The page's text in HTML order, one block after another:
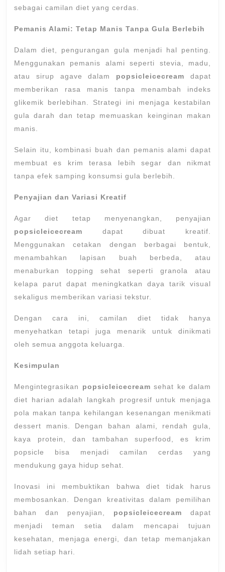
sebagai camilan diet yang cerdas.
Pemanis Alami: Tetap Manis Tanpa Gula Berlebih
Dalam diet, pengurangan gula menjadi hal penting.
Menggunakan pemanis alami seperti stevia, madu,
atau sirup agave dalam popsicleicecream dapat
memberikan rasa manis tanpa menambah indeks
glikemik berlebihan. Strategi ini menjaga kestabilan
gula darah dan tetap memuaskan keinginan makan
manis.
Selain itu, kombinasi buah dan pemanis alami dapat
membuat es krim terasa lebih segar dan nikmat
tanpa efek samping konsumsi gula berlebih.
Penyajian dan Variasi Kreatif
Agar diet tetap menyenangkan, penyajian
popsicleicecream dapat dibuat kreatif.
Menggunakan cetakan dengan berbagai bentuk,
menambahkan lapisan buah berbeda, atau
menaburkan topping sehat seperti granola atau
kelapa parut dapat meningkatkan daya tarik visual
sekaligus memberikan variasi tekstur.
Dengan cara ini, camilan diet tidak hanya
menyehatkan tetapi juga menarik untuk dinikmati
oleh semua anggota keluarga.
Kesimpulan
Mengintegrasikan popsicleicecream sehat ke dalam
diet harian adalah langkah progresif untuk menjaga
pola makan tanpa kehilangan kesenangan menikmati
dessert manis. Dengan bahan alami, rendah gula,
kaya protein, dan tambahan superfood, es krim
popsicle bisa menjadi camilan cerdas yang
mendukung gaya hidup sehat.
Inovasi ini membuktikan bahwa diet tidak harus
membosankan. Dengan kreativitas dalam pemilihan
bahan dan penyajian, popsicleicecream dapat
menjadi teman setia dalam mencapai tujuan
kesehatan, menjaga energi, dan tetap memanjakan
lidah setiap hari.